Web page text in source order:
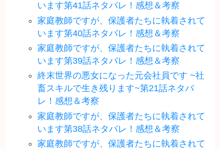
います第41話ネタバレ！感想＆考察
家庭教師ですが、保護者たちに執着されて
います第40話ネタバレ！感想＆考察
家庭教師ですが、保護者たちに執着されて
います第39話ネタバレ！感想＆考察
終末世界の悪女になった元会社員です ~社
畜スキルで生き残ります~第21話ネタバ
レ！感想＆考察
家庭教師ですが、保護者たちに執着されて
います第38話ネタバレ！感想＆考察
家庭教師ですが、保護者たちに執着されて